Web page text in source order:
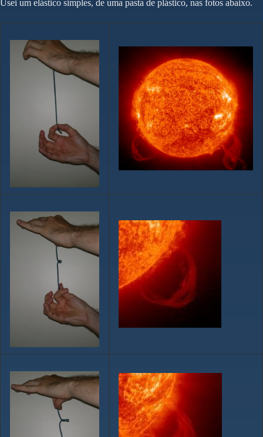
Usei um elástico simples, de uma pasta de plástico, nas fotos abaixo.